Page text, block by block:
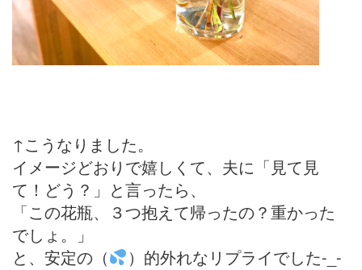
↑こうなりました。
イメージどおりで嬉しくて、夫に「見て見
て！どう？」と言ったら、
「この花瓶、３つ抱えて帰ったの？重かった
でしょ。」
と、安定の（
）的外れなリプライでした-_-